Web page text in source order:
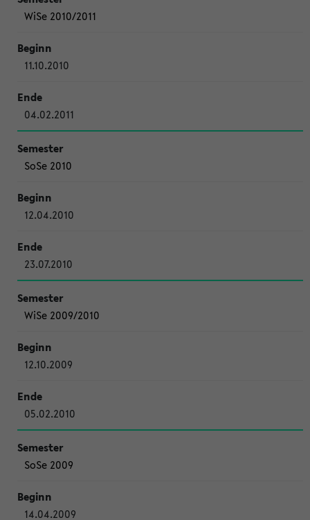
WiSe 2010/2011
11.10.2010
04.02.2011
SoSe 2010
12.04.2010
23.07.2010
WiSe 2009/2010
12.10.2009
05.02.2010
SoSe 2009
14.04.2009